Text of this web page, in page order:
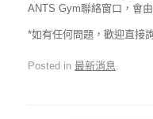
ANTS Gym聯絡窗口，會
*如有任何問題，歡迎直接
Posted in 最新消息